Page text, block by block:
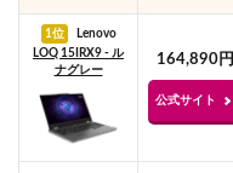
1位
Lenovo
LOQ 15IRX9 - ル
ナグレー
164,890円
公式サイト